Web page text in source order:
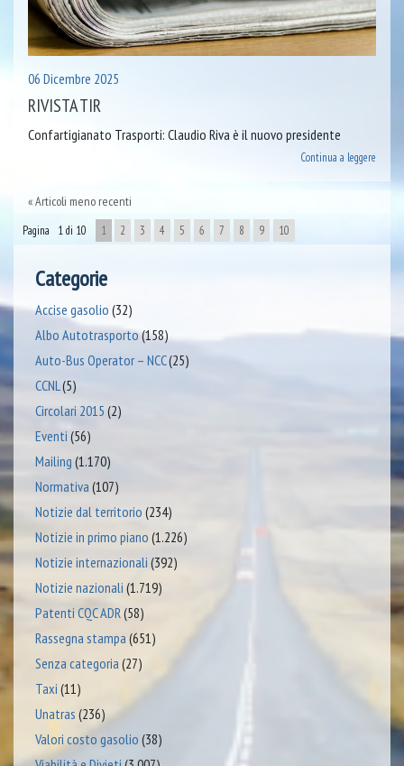
06 Dicembre 2025
RIVISTA TIR
Confartigianato Trasporti: Claudio Riva è il nuovo presidente
Continua a leggere
Articoli meno recenti
Pagina 1 di 10 1 2 3 4 5 6 7 8 9 10
Categorie
Accise gasolio (32)
Albo Autotrasporto(158)
Auto-Bus Operator – NCC(25)
CCNL (5)
Circolari 2015 (2)
Eventi (56)
Mailing (1.170)
Normativa (107)
Notizie dal territorio (234)
Notizie in primo piano (1.226)
Notizie internazionali (392)
Notizie nazionali (1.719)
Patenti CQC ADR (58)
Rassegna stampa (651)
Senza categoria (27)
Taxi (11)
Unatras (236)
Valori costo gasolio (38)